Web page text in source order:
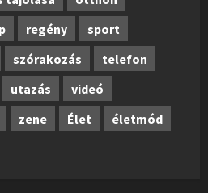
regény
sport
szórakozás
telefon
utazás
videó
zene Élet
életmód